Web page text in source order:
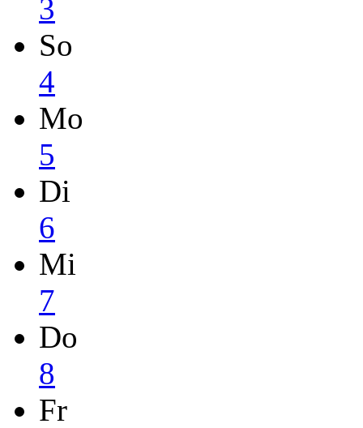
3
So
4
Mo
5
Di
6
Mi
7
Do
8
Fr